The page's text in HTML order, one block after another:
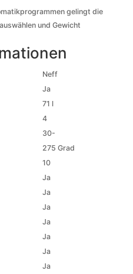
gelingt die
und Gewicht
Neff
Ja
71 l
4
30-
275 Grad
10
Ja
Ja
Ja
Ja
Ja
Ja
Ja